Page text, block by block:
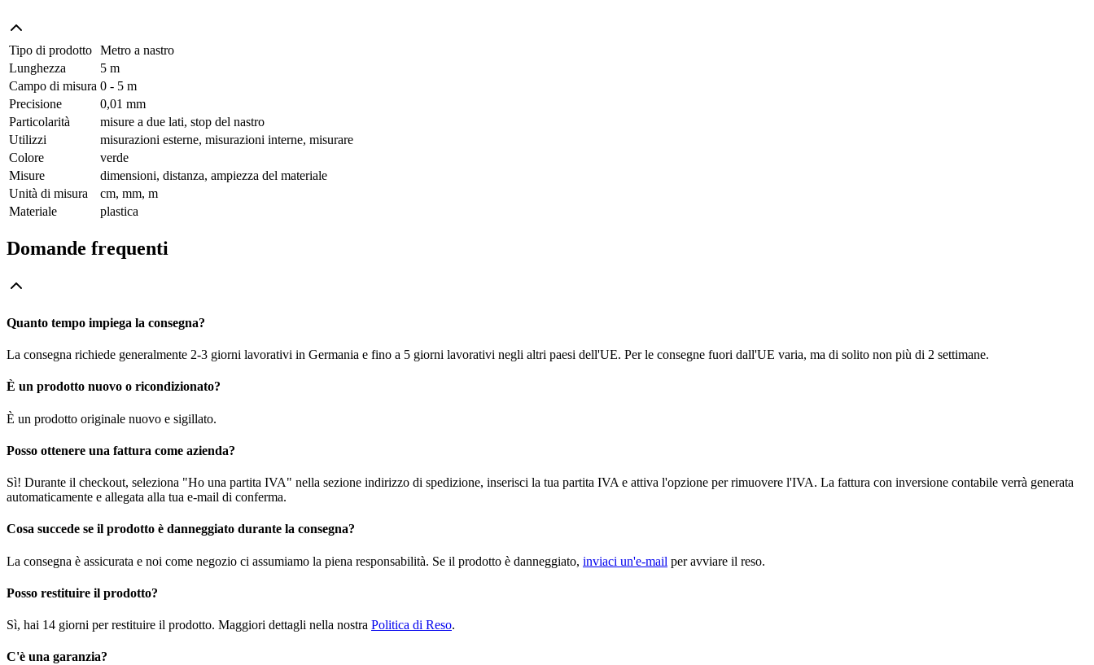
Tipo di prodotto Metro a nastro
Lunghezza
5 m
Campo di misura 0 - 5 m
Precisione
0,01 mm
Particolarità
misure a due lati, stop del nastro
Utilizzi
misurazioni esterne, misurazioni interne, misurare
Colore
verde
Misure
dimensioni, distanza, ampiezza del materiale
Unità di misura
cm, mm, m
Materiale
plastica
Domande frequenti
Quanto tempo impiega la consegna?
La consegna richiede generalmente 2-3 giorni lavorativi in Germania e fino a 5 giorni lavorativi negli altri paesi dell'UE. Per le consegne fuori dall'UE varia, ma di solito non più di 2 settimane.
È un prodotto nuovo o ricondizionato?
È un prodotto originale nuovo e sigillato.
Posso ottenere una fattura come azienda?
Sì! Durante il checkout, seleziona "Ho una partita IVA" nella sezione indirizzo di spedizione, inserisci la tua partita IVA e attiva l'opzione per rimuovere l'IVA. La fattura con inversione contabile verrà generata
automaticamente e allegata alla tua e-mail di conferma.
Cosa succede se il prodotto è danneggiato durante la consegna?
La consegna è assicurata e noi come negozio ci assumiamo la piena responsabilità. Se il prodotto è danneggiato, inviaci un'e-mail per avviare il reso.
Posso restituire il prodotto?
Sì, hai 14 giorni per restituire il prodotto. Maggiori dettagli nella nostra Politica di Reso.
C'è una garanzia?